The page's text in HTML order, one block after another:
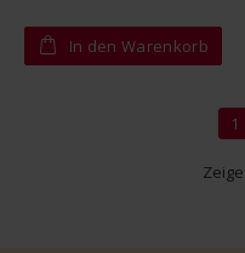
In den Warenkorb
1
Zeige